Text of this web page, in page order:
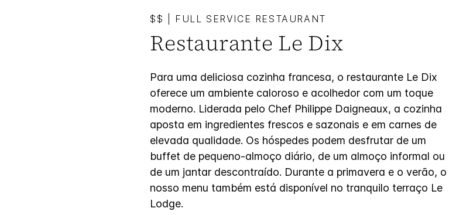
$$ FULL SERVICE RESTAURANT
Restaurante Le Dix
Para uma deliciosa cozinha francesa, o restaurante Le Dix
oferece um ambiente caloroso e acolhedor com um toque
moderno. Liderada pelo Chef Philippe Daigneaux, a cozinha
aposta em ingredientes frescos e sazonais e em carnes de
elevada qualidade. Os hóspedes podem desfrutar de um
buffet de pequeno-almoço diário, de um almoço informal ou
de um jantar descontraído. Durante a primavera e o verão, o
nosso menu também está disponível no tranquilo terraço Le
Lodge.